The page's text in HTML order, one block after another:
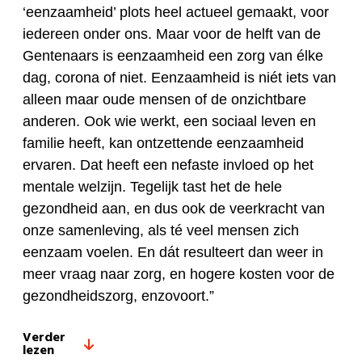
‘eenzaamheid’ plots heel actueel gemaakt, voor
iedereen onder ons. Maar voor de helft van de
Gentenaars is eenzaamheid een zorg van élke
dag, corona of niet. Eenzaamheid is niét iets van
alleen maar oude mensen of de onzichtbare
anderen. Ook wie werkt, een sociaal leven en
familie heeft, kan ontzettende eenzaamheid
ervaren. Dat heeft een nefaste invloed op het
mentale welzijn. Tegelijk tast het de hele
gezondheid aan, en dus ook de veerkracht van
onze samenleving, als té veel mensen zich
eenzaam voelen. En dát resulteert dan weer in
meer vraag naar zorg, en hogere kosten voor de
gezondheidszorg, enzovoort.”
Verder
lezen